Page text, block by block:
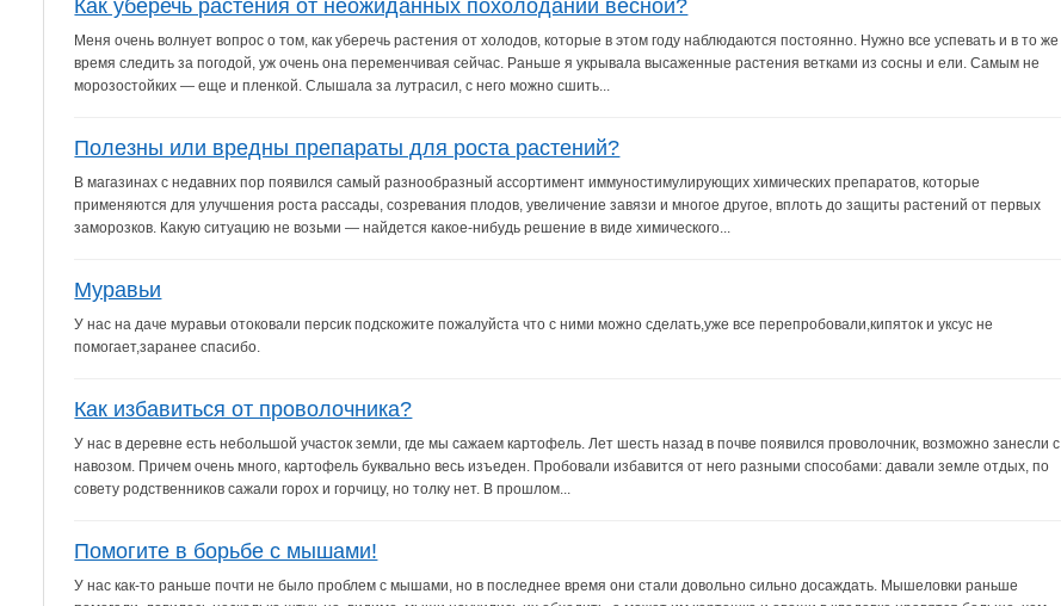
Как уберечь растения от неожиданных похолоданий весной?
Меня очень волнует вопрос о том, как уберечь растения от холодов, которые в этом году наблюдаются постоянно. Нужно все успевать и в то же
время следить за погодой, уж очень она переменчивая сейчас. Раньше я укрывала высаженные растения ветками из сосны и ели. Самым не
морозостойких — еще и пленкой. Слышала за лутрасил, с него можно сшить...
Полезны или вредны препараты для роста растений?
В магазинах с недавних пор появился самый разнообразный ассортимент иммуностимулирующих химических препаратов, которые
применяются для улучшения роста рассады, созревания плодов, увеличение завязи и многое другое, вплоть до защиты растений от первых
заморозков. Какую ситуацию не возьми — найдется какое-нибудь решение в виде химического...
Муравьи
У нас на даче муравьи отоковали персик подскожите пожалуйста что с ними можно сделать,уже все перепробовали,кипяток и уксус не
помогает,заранее спасибо.
Как избавиться от проволочника?
У нас в деревне есть небольшой участок земли, где мы сажаем картофель. Лет шесть назад в почве появился проволочник, возможно занесли с
навозом. Причем очень много, картофель буквально весь изъеден. Пробовали избавится от него разными способами: давали земле отдых, по
совету родственников сажали горох и горчицу, но толку нет. В прошлом...
Помогите в борьбе с мышами!
У нас как-то раньше почти не было проблем с мышами, но в последнее время они стали довольно сильно досаждать. Мышеловки раньше